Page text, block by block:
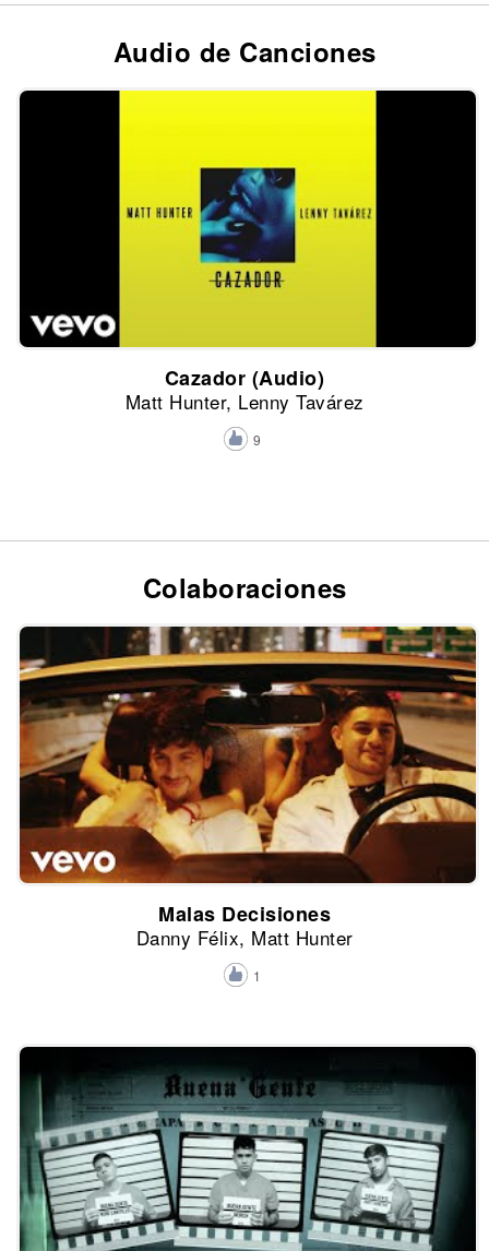
Audio de Canciones
Cazador (Audio)
Matt Hunter, Lenny Tavárez
9
Colaboraciones
Malas Decisiones
Danny Félix, Matt Hunter
1